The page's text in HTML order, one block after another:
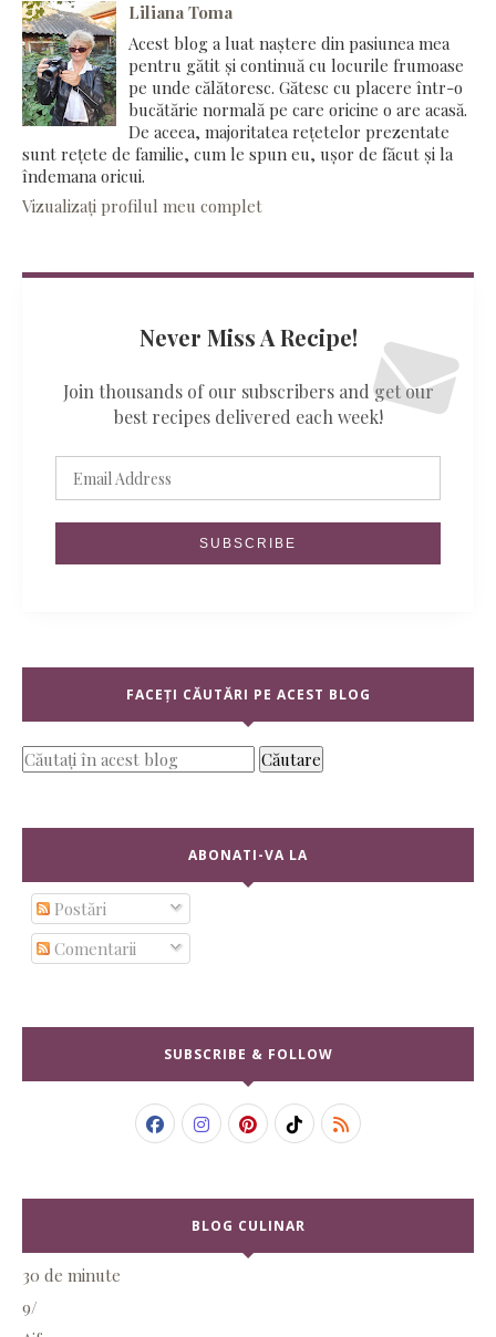
Liliana Toma
Acest blog a luat naștere din pasiunea mea
pentru gătit și continuă cu locurile frumoase
pe unde călătoresc. Gătesc cu placere într-o
bucătărie normală pe care oricine o are acasă.
De aceea, majoritatea rețetelor prezentate
sunt rețete de familie, cum le spun eu, ușor de făcut și la
îndemana oricui.
Vizualizați profilul meu complet
Never Miss A Recipe!
Join thousands of our subscribers and get our
best recipes delivered each week!
FACEȚI CĂUTĂRI PE ACEST BLOG
ABONATI-VA LA
Postări
Comentarii
SUBSCRIBE & FOLLOW
BLOG CULINAR
30 de minute
9/